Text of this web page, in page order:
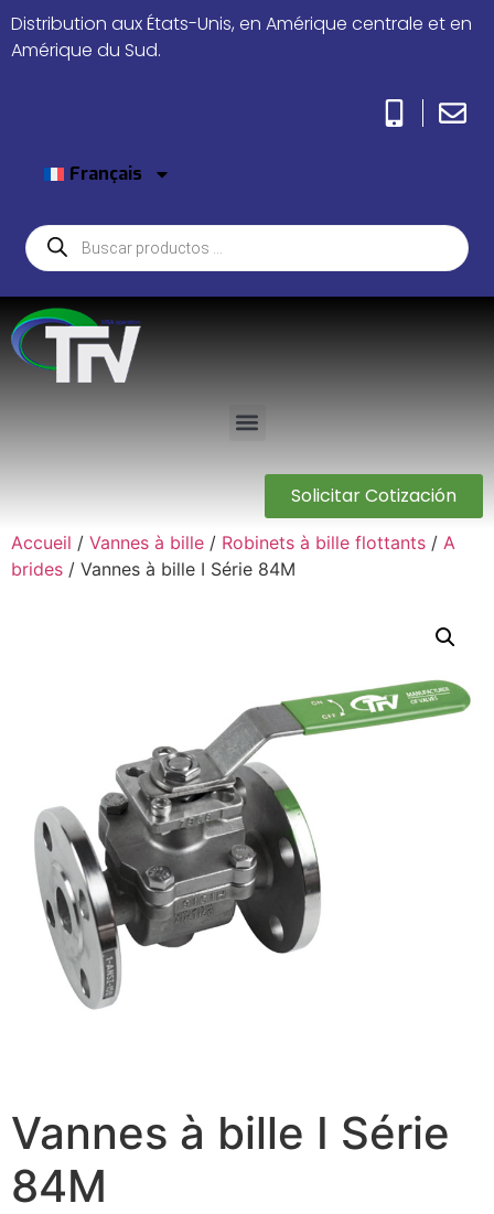
Distribution aux États-Unis, en Amérique centrale et en
Amérique du Sud.
Français
Solicitar Cotización
Accueil / Vannes à bille / Robinets à bille flottants / A
brides / Vannes à bille I Série 84M
Vannes à bille I Série
84M